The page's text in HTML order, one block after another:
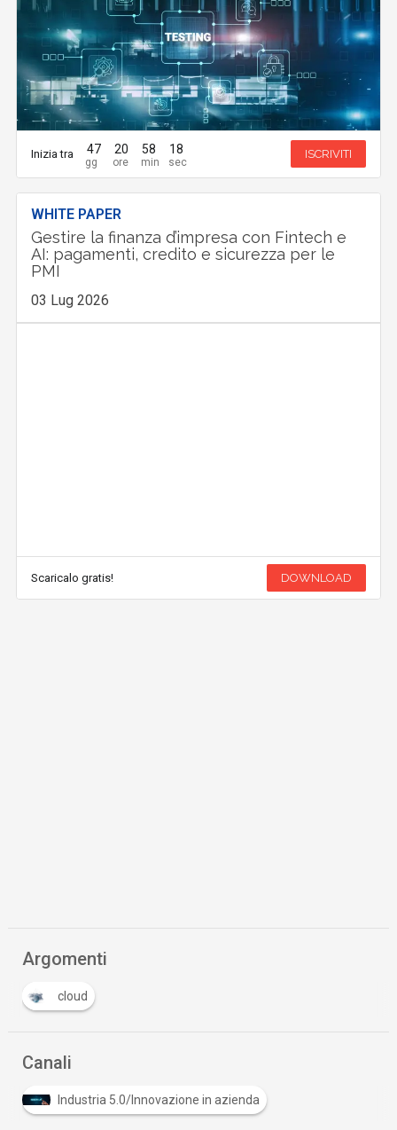
Inizia tra 47 20 58 17 ISCRIVITI
WHITE PAPER
Gestire la finanza d’impresa con Fintech e
AI: pagamenti, credito e sicurezza per le
PMI
03 Lug 2026
Scaricalo gratis! DOWNLOAD
Argomenti
cloud
Canali
Industria 5.0/Innovazione in azienda